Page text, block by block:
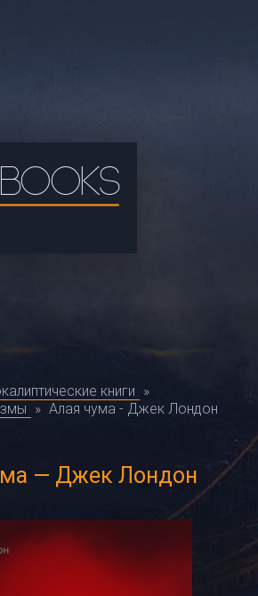
BOOKS
книги »
» Алая чума - Джек Лондон
— Джек Лондон